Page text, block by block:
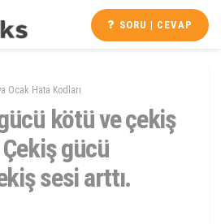
SORU | CEVAP
Ocak Hata Kodları
kötü ve çekiş
gücü
sesi arttı.